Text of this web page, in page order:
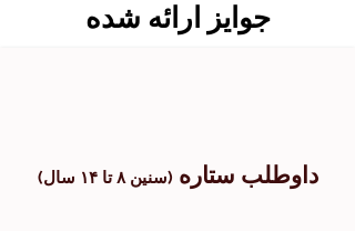
جوایز ارائه شده
داوطلب ستاره (سنین ۸ تا ۱۴ سال)